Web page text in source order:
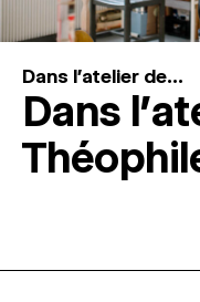
Dans l'atelier de...
Dans